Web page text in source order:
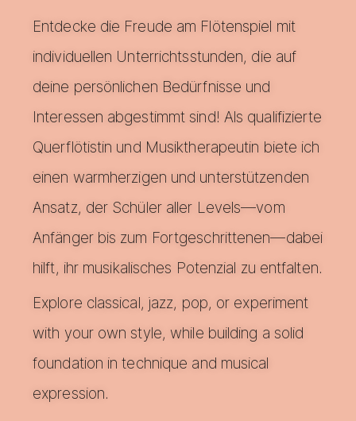
Entdecke die Freude am Flötenspiel mit
individuellen Unterrichtsstunden, die auf
deine persönlichen Bedürfnisse und
Interessen abgestimmt sind! Als qualifizierte
Querflötistin und Musiktherapeutin biete ich
einen warmherzigen und unterstützenden
Ansatz, der Schüler aller Levels—vom
Anfänger bis zum Fortgeschrittenen—dabei
hilft, ihr musikalisches Potenzial zu entfalten.
Explore classical, jazz, pop, or experiment
with your own style, while building a solid
foundation in technique and musical
expression.